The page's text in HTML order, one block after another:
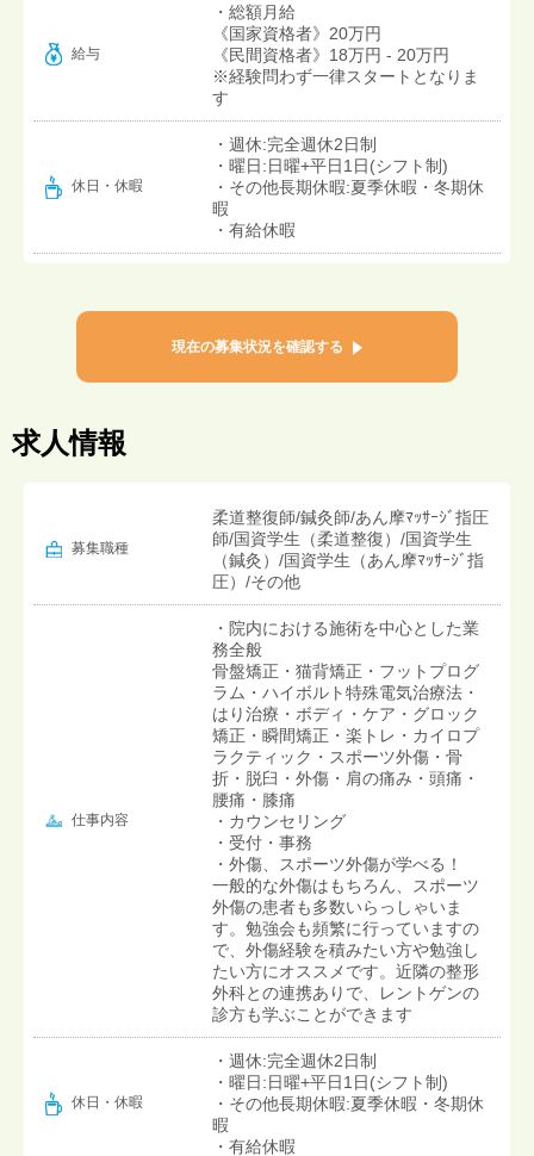
給与
・総額月給
《国家資格者》20万円
《民間資格者》18万円 - 20万円
※経験問わず一律スタートとなりま
す
休日・休暇
・週休:完全週休2日制
・曜日:日曜+平日1日(シフト制)
・その他長期休暇:夏季休暇・冬期休
暇
・有給休暇
現在の募集状況を確認する
求人情報
募集職種
柔道整復師/鍼灸師/あん摩ﾏｯｻｰｼﾞ指圧
師/国資学生（柔道整復）/国資学生
（鍼灸）/国資学生（あん摩ﾏｯｻｰｼﾞ指
圧）/その他
仕事内容
・院内における施術を中心とした業
務全般
骨盤矯正・猫背矯正・フットプログ
ラム・ハイボルト特殊電気治療法・
はり治療・ボディ・ケア・グロック
矯正・瞬間矯正・楽トレ・カイロプ
ラクティック・スポーツ外傷・骨
折・脱臼・外傷・肩の痛み・頭痛・
腰痛・膝痛
・カウンセリング
・受付・事務
・外傷、スポーツ外傷が学べる！
一般的な外傷はもちろん、スポーツ
外傷の患者も多数いらっしゃいま
す。勉強会も頻繁に行っていますの
で、外傷経験を積みたい方や勉強し
たい方にオススメです。近隣の整形
外科との連携ありで、レントゲンの
診方も学ぶことができます
休日・休暇
・週休:完全週休2日制
・曜日:日曜+平日1日(シフト制)
・その他長期休暇:夏季休暇・冬期休
暇
・有給休暇